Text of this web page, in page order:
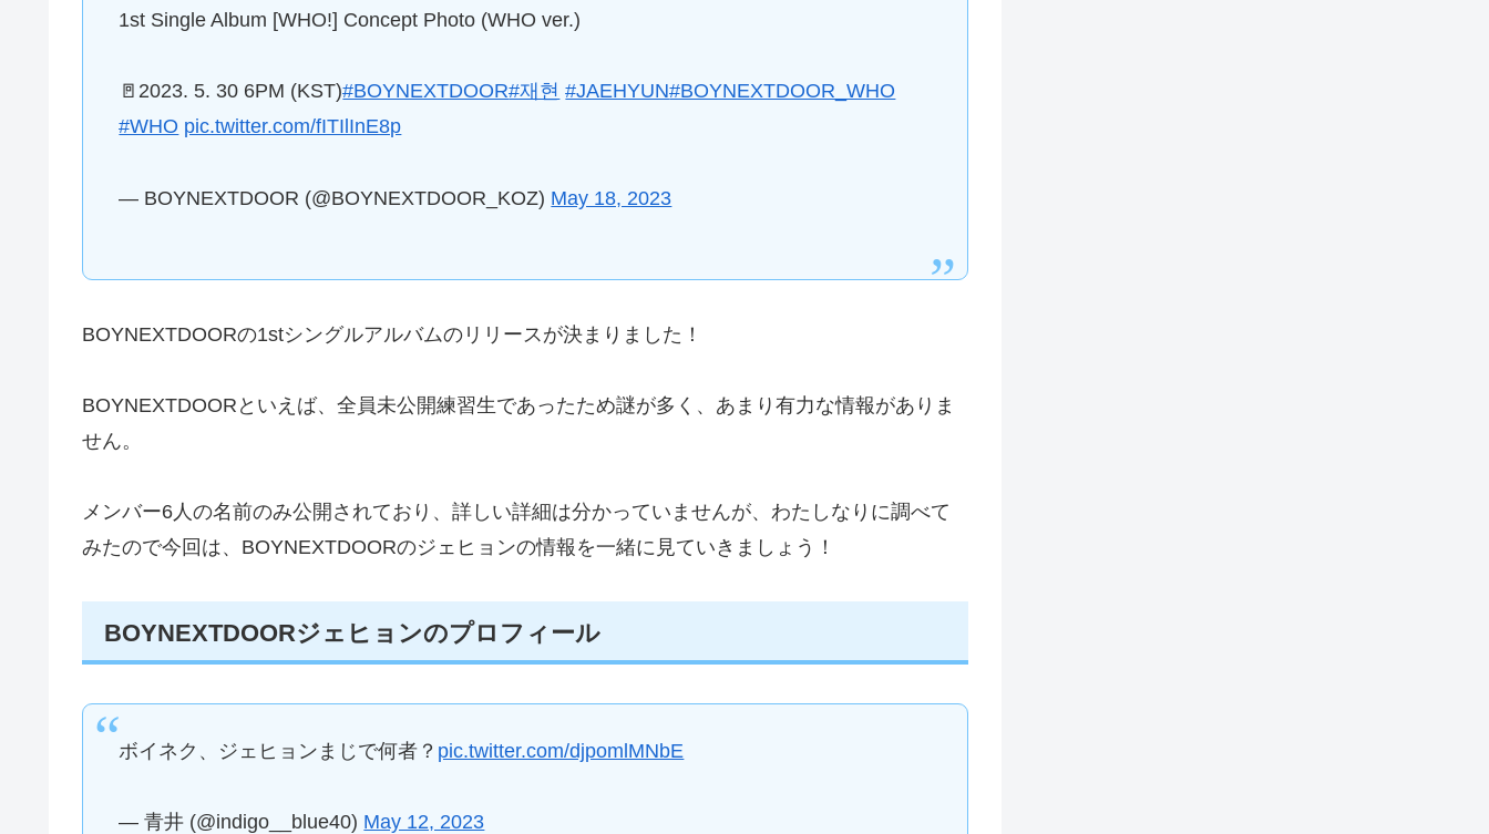
1st Single Album [WHO!] Concept Photo (WHO ver.)
🚪2023. 5. 30 6PM (KST)#BOYNEXTDOOR#재현 #JAEHYUN#BOYNEXTDOOR_WHO
#WHO pic.twitter.com/fITIlInE8p
— BOYNEXTDOOR (@BOYNEXTDOOR_KOZ) May 18, 2023
BOYNEXTDOORの1stシングルアルバムのリリースが決まりました！
BOYNEXTDOORといえば、全員未公開練習生であったため謎が多く、あまり有力な情報がありま
せん。
メンバー6人の名前のみ公開されており、詳しい詳細は分かっていませんが、わたしなりに調べて
みたので今回は、BOYNEXTDOORのジェヒョンの情報を一緒に見ていきましょう！
BOYNEXTDOORジェヒョンのプロフィール
ボイネク、ジェヒョンまじで何者？ pic.twitter.com/djpomlMNbE
— 青井 (@indigo__blue40) May 12, 2023